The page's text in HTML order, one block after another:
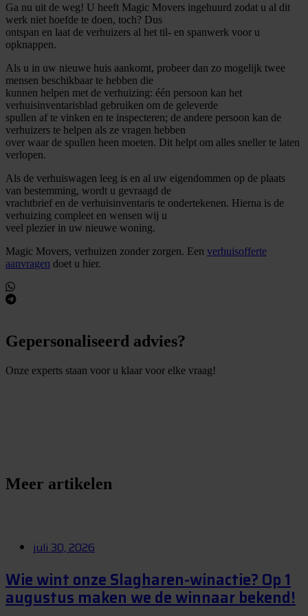
Ga nu uit de weg! U heeft Magic Movers ingehuurd zodat u al dit
werk niet hoefde te doen, toch? Dus
ontspan en laat de verhuizers al het til- en spanwerk voor u
opknappen.
Als u in uw nieuwe huis aankomt, probeer dan zo mogelijk twee
mensen beschikbaar te hebben die
kunnen helpen met de verhuizing: één persoon kan het
verhuisinventarisblad gebruiken om de geleverde
spullen af te vinken en te inspecteren; de andere persoon kan de
verhuizers te helpen als ze vragen hebben
over waar de spullen heen moeten. Dit helpt om alles sneller te laten
verlopen.
Als de verhuiswagen leeg is en al uw eigendommen op de plaats
van bestemming, wordt u gevraagd de
vrachtbrief en de verhuisinventaris te ondertekenen. Hierna is de
verhuizing compleet en wensen wij u
veel plezier in uw nieuwe woning.
Magic Movers, verhuizen zonder zorgen. Een verhuisofferte
aanvragen doet u hier.
Gepersonaliseerd advies?
Onze experts staan voor u klaar voor elke vraag!
Meer artikelen
juli 30, 2026
Wie wint onze Slagharen-winactie? Op 1
augustus maken we de winnaar bekend!